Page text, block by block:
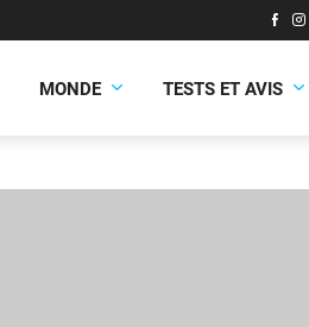
MONDE TESTS ET AVIS